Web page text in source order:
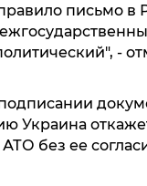
письмо в
-
Украина
без ее